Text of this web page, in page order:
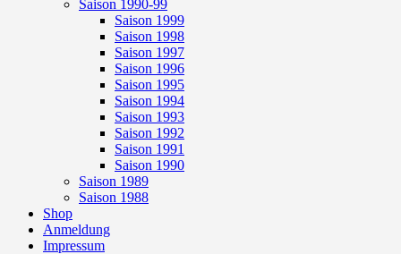
Saison 1990-99
Saison 1999
Saison 1998
Saison 1997
Saison 1996
Saison 1995
Saison 1994
Saison 1993
Saison 1992
Saison 1991
Saison 1990
Saison 1989
Saison 1988
Shop
Anmeldung
Impressum